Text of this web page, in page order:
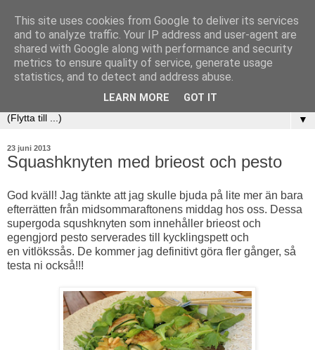
▼
23 juni 2013
Squashknyten med brieost och pesto
God kväll! Jag tänkte att jag skulle bjuda på lite mer än bara
efterrätten från midsommaraftonens middag hos oss. Dessa
supergoda squshknyten som innehåller brieost och
egengjord pesto serverades till kycklingspett och
en vitlökssås. De kommer jag definitivt göra fler gånger, så
testa ni också!!!
This site uses cookies from Google to deliver its services
and to analyze traffic. Your IP address and user-agent are
shared with Google along with performance and security
metrics to ensure quality of service, generate usage
statistics, and to detect and address abuse.
LEARN MORE GOT IT